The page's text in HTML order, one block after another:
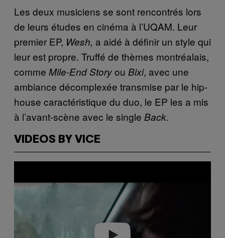
Les deux musiciens se sont rencontrés lors
de leurs études en cinéma à l’UQAM. Leur
premier EP, Wesh, a aidé à définir un style qui
leur est propre. Truffé de thèmes montréalais,
comme Mile-End Storyou Bixi, avec une
ambiance décomplexée transmise par le hip-
house caractéristique du duo, le EP les a mis
à l’avant-scène avec le single Back.
VIDEOS BY VICE
Play video